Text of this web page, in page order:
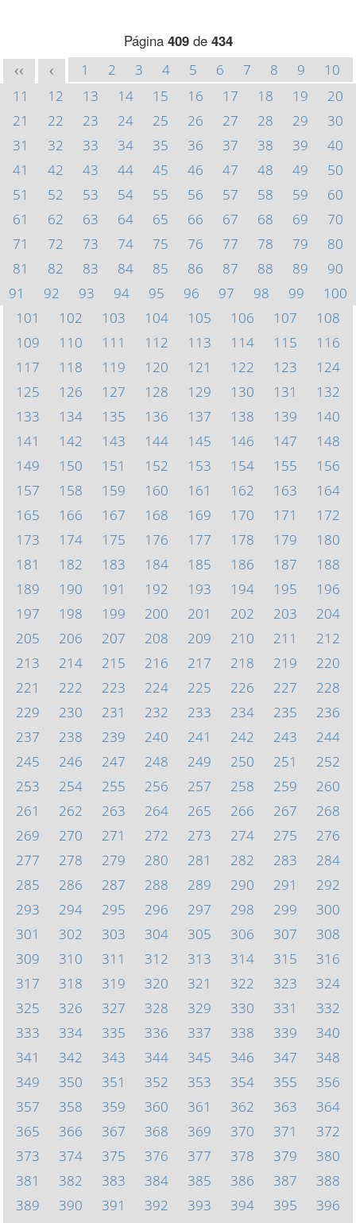
Página 409de 434
<< < 1 2 3 4 5 6 7 8 9
10
11
12 13 14 15 16 17 18 19
20
21
22 23 24 25 26 27 28 29
30
31
32 33 34 35 36 37 38 39
40
41
42 43 44 45 46 47 48 49
50
51
52 53 54 55 56 57 58 59
60
61
62 63 64 65 66 67 68 69
70
71
72 73 74 75 76 77 78 79
80
81
82 83 84 85 86 87 88 89
90
91
92 93 94 95 96 97 98 99
100
101
102 103 104 105 106 107
108
109
110 111 112 113 114 115
116
117
118 119 120 121 122 123
124
125
126 127 128 129 130 131
132
133
134 135 136 137 138 139
140
141
142 143 144 145 146 147
148
149
150 151 152 153 154 155
156
157
158 159 160 161 162 163
164
165
166 167 168 169 170 171
172
173
174 175 176 177 178 179
180
181
182 183 184 185 186 187
188
189
190 191 192 193 194 195
196
197
198 199 200 201 202 203
204
205
206 207 208 209 210 211
212
213
214 215 216 217 218 219
220
221
222 223 224 225 226 227
228
229
230 231 232 233 234 235
236
237
238 239 240 241 242 243
244
245
246 247 248 249 250 251
252
253
254 255 256 257 258 259
260
261
262 263 264 265 266 267
268
269
270 271 272 273 274 275
276
277
278 279 280 281 282 283
284
285
286 287 288 289 290 291
292
293
294 295 296 297 298 299
300
301
302 303 304 305 306 307
308
309
310 311 312 313 314 315
316
317
318 319 320 321 322 323
324
325
326 327 328 329 330 331
332
333
334 335 336 337 338 339
340
341
342 343 344 345 346 347
348
349
350 351 352 353 354 355
356
357
358 359 360 361 362 363
364
365
366 367 368 369 370 371
372
373
374 375 376 377 378 379
380
381
382 383 384 385 386 387
388
389
390 391 392 393 394 395
396